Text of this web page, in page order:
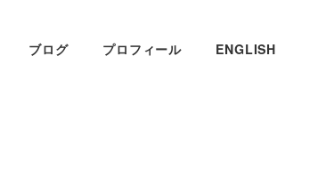
ブログ プロフィール ENGLISH